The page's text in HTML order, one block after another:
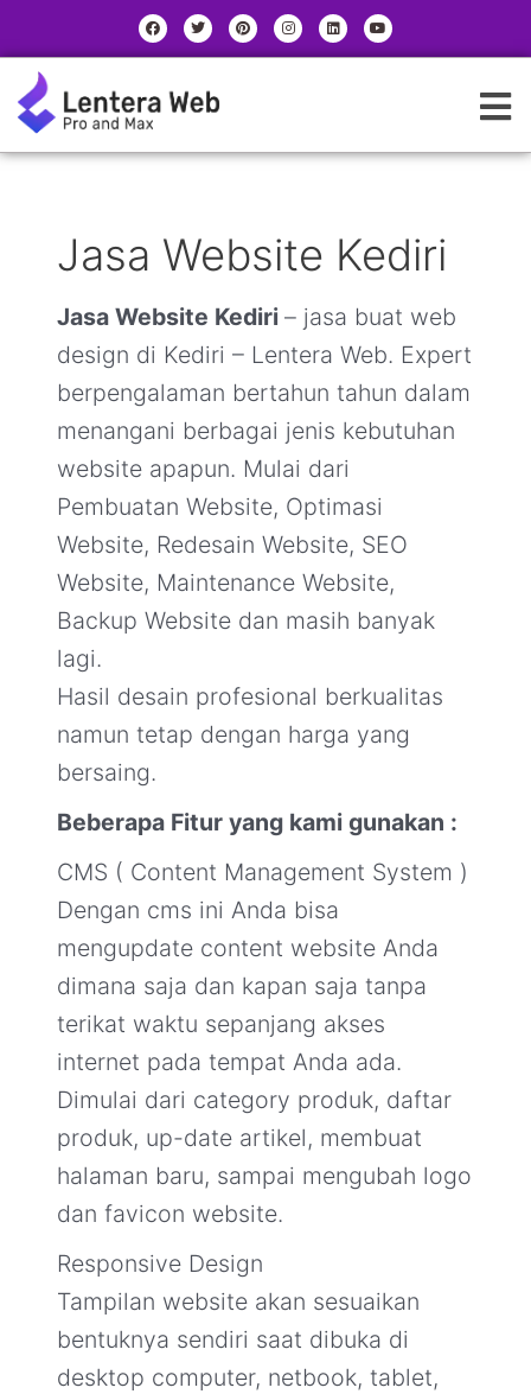
content
F
a
c
e
o
k
T
w
i
t
r
P
i
n
t
I
n
s
t
L
i
n
k
Y
o
u
t
Jasa Website Kediri
Jasa Website Kediri– jasa buat web
design di Kediri – Lentera Web. Expert
berpengalaman bertahun tahun dalam
menangani berbagai jenis kebutuhan
website apapun. Mulai dari
Pembuatan Website, Optimasi
Website, Redesain Website, SEO
Website, Maintenance Website,
Backup Website dan masih banyak
lagi.
Hasil desain profesional berkualitas
namun tetap dengan harga yang
bersaing.
Beberapa Fitur yang kami gunakan :
CMS ( Content Management System )
Dengan cms ini Anda bisa
mengupdate content website Anda
dimana saja dan kapan saja tanpa
terikat waktu sepanjang akses
internet pada tempat Anda ada.
Dimulai dari category produk, daftar
produk, up-date artikel, membuat
halaman baru, sampai mengubah logo
dan favicon website.
Responsive Design
Tampilan website akan sesuaikan
bentuknya sendiri saat dibuka di
desktop computer, netbook, tablet,
a